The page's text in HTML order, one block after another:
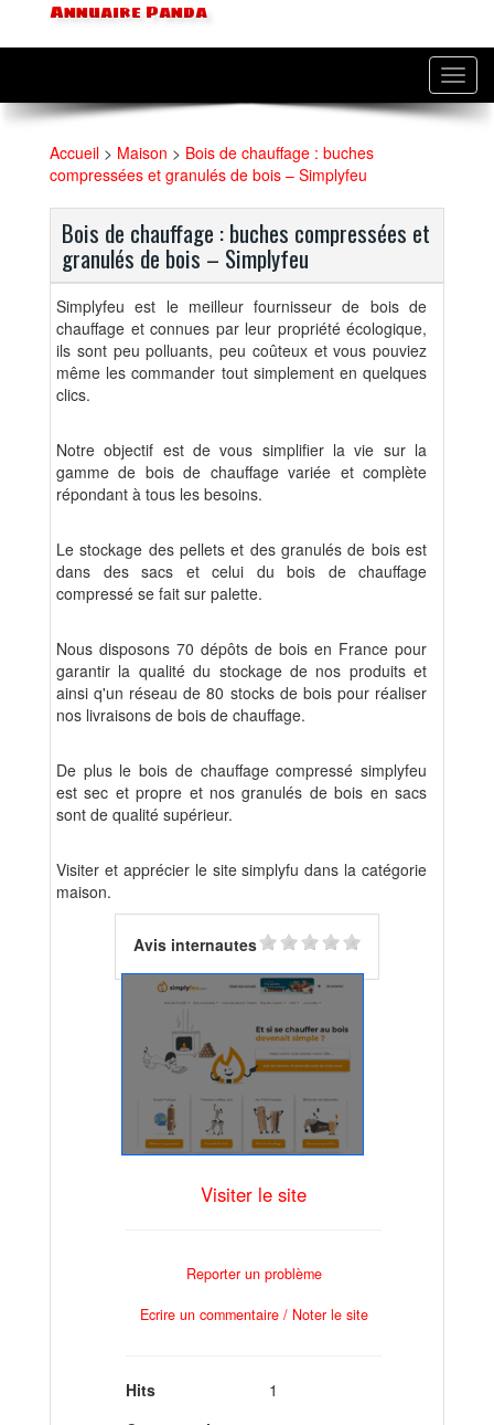
Annuaire Panda
Accueil > Maison > Bois de chauffage : buches
compressées et granulés de bois – Simplyfeu
Bois de chauffage : buches compressées et
granulés de bois – Simplyfeu
Simplyfeu est le meilleur fournisseur de bois de
chauffage et connues par leur propriété écologique,
ils sont peu polluants, peu coûteux et vous pouviez
même les commander tout simplement en quelques
clics.
Notre objectif est de vous simplifier la vie sur la
gamme de bois de chauffage variée et complète
répondant à tous les besoins.
Le stockage des pellets et des granulés de bois est
dans des sacs et celui du bois de chauffage
compressé se fait sur palette.
Nous disposons 70 dépôts de bois en France pour
garantir la qualité du stockage de nos produits et
ainsi q'un réseau de 80 stocks de bois pour réaliser
nos livraisons de bois de chauffage.
De plus le bois de chauffage compressé simplyfeu
est sec et propre et nos granulés de bois en sacs
sont de qualité supérieur.
Visiter et apprécier le site simplyfu dans la catégorie
maison.
Avis internautes
Visiter le site
Reporter un problème
Ecrire un commentaire / Noter le site
Hits
1